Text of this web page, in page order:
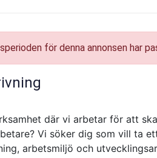
för denna annonsen har
där vi arbetar för att
Vi söker dig som vill ta
arbetsmiljö och